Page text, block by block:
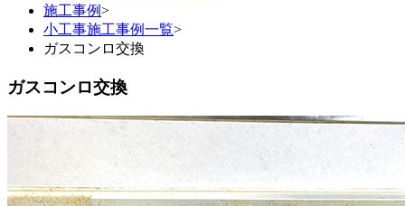
施工事例>
小工事施工事例一覧>
ガスコンロ交換
ガスコンロ交換